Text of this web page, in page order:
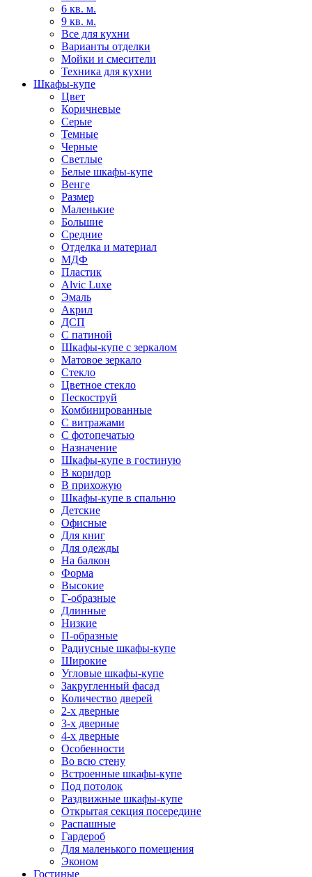
6 кв. м.
9 кв. м.
Все для кухни
Варианты отделки
Мойки и смесители
Техника для кухни
Шкафы-купе
Цвет
Коричневые
Серые
Темные
Черные
Светлые
Белые шкафы-купе
Венге
Размер
Маленькие
Большие
Средние
Отделка и материал
МДФ
Пластик
Alvic Luxe
Эмаль
Акрил
ДСП
С патиной
Шкафы-купе с зеркалом
Матовое зеркало
Стекло
Цветное стекло
Пескоструй
Комбинированные
С витражами
С фотопечатью
Назначение
Шкафы-купе в гостиную
В коридор
В прихожую
Шкафы-купе в спальню
Детские
Офисные
Для книг
Для одежды
На балкон
Форма
Высокие
Г-образные
Длинные
Низкие
П-образные
Радиусные шкафы-купе
Широкие
Угловые шкафы-купе
Закругленный фасад
Количество дверей
2-х дверные
3-х дверные
4-х дверные
Особенности
Во всю стену
Встроенные шкафы-купе
Под потолок
Раздвижные шкафы-купе
Открытая секция посередине
Распашные
Гардероб
Для маленького помещения
Эконом
Гостиные